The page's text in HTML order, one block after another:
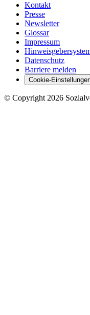
Kontakt
Presse
Newsletter
Glossar
Impressum
Datenschutz
Barriere melden
Cookie-
© Copyright 2026